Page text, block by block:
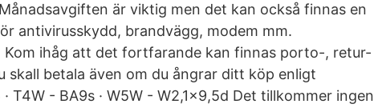
är viktig men det kan också finnas en
antivirusskydd, brandvägg, modem mm.
ihåg att det fortfarande kan finnas porto-, retur-
betala även om du ångrar ditt köp enligt
T4W - BA9s · W5W - W2,1x9,5d Det tillkommer ingen